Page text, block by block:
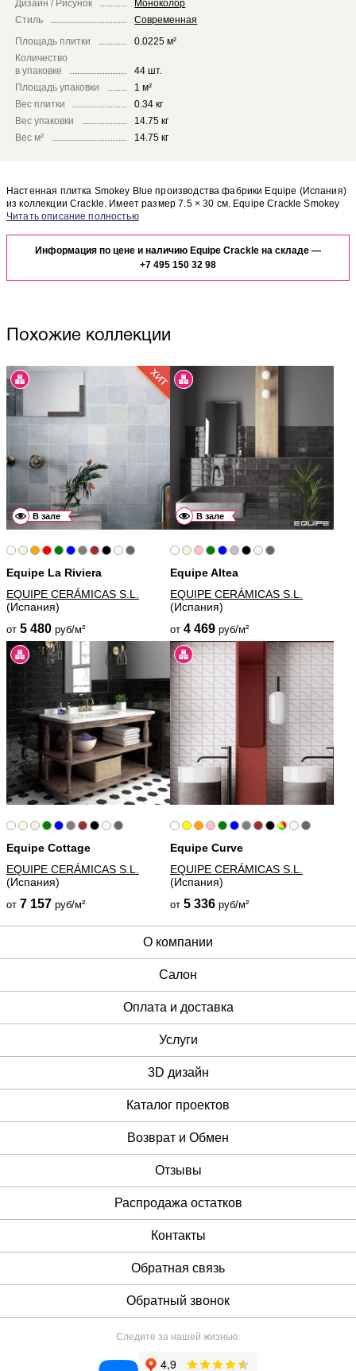
Дизайн / Рисунок
Моноколор
Стиль
Современная
Площадь плитки
0.0225 м²
Количество
в упаковке
44 шт.
Площадь упаковки
1 м²
Вес плитки
0.34 кг
Вес упаковки
14.75 кг
Вес м²
14.75 кг
Настенная плитка Smokey Blue производства фабрики Equipe (Испания)
из коллекции Crackle. Имеет размер 7.5 × 30 см. Equipe Crackle Smokey
Blue отлично сочетается с другими элементами коллекции Crackle.
в отделке Вашего помещения, закажите бесплатный дизайн-проект с
использованием элементов коллекции Equipe Crackle.
Информация по цене и наличию Equipe Crackle на складе —
+7 495 150 32 98
Похожие коллекции
В зале
Equipe La Riviera
EQUIPE CERÁMICAS S.L.
(Испания)
от 5 480 руб/м²
В зале
Equipe Altea
EQUIPE CERÁMICAS S.L.
(Испания)
от 4 469 руб/м²
Equipe Cottage
EQUIPE CERÁMICAS S.L.
(Испания)
от 7 157 руб/м²
Equipe Curve
EQUIPE CERÁMICAS S.L.
(Испания)
от 5 336 руб/м²
О компании
Cалон
Оплата и доставка
Услуги
3D дизайн
Каталог проектов
Возврат и Обмен
Отзывы
Распродажа остатков
Контакты
Обратная связь
Обратный звонок
Следите за нашей жизнью: